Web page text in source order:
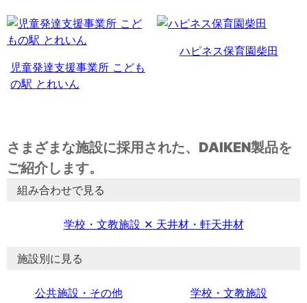
児童発達支援事業所 こども
の駅 とれいん
ハピネス保育園柴田
さまざまな施設に採用された、DAIKEN製品を
ご紹介します。
組み合わせで見る
学校・文教施設 ✕ 天井材・軒天井材
施設別に見る
公共施設・その他 学校・文教施設